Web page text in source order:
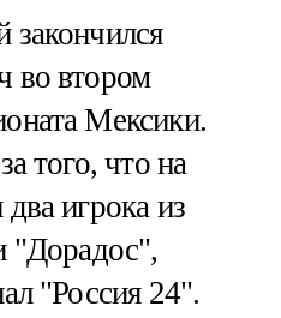
закончился
во втором
Мексики.
того, что на
игрока из
"Дорадос",
"Россия 24".